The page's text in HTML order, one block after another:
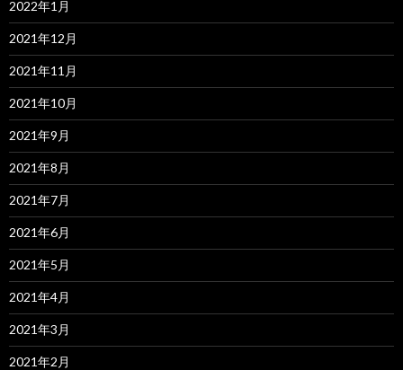
2022年1月
2021年12月
2021年11月
2021年10月
2021年9月
2021年8月
2021年7月
2021年6月
2021年5月
2021年4月
2021年3月
2021年2月